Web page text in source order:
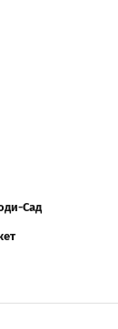
Сад